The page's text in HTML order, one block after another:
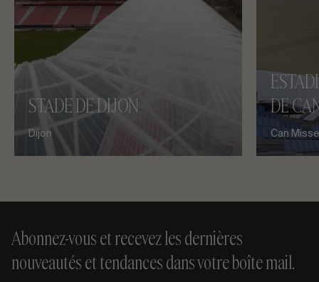
STADE DE DIJON
Dijon
DE
Can
Abonnez-vous et recevez les dernières
nouveautés et tendances dans votre boîte mail.